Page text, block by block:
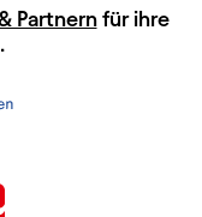
Partnernfür ihre